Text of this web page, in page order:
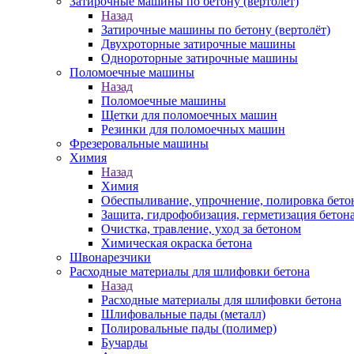
Назад
Затирочные машины по бетону (вертолёт)
Двухроторные затирочные машины
Однороторные затирочные машины
Поломоечные машины
Назад
Поломоечные машины
Щетки для поломоечных машин
Резинки для поломоечных машин
Фрезеровальные машины
Химия
Назад
Химия
Обеспыливание, упрочнение, полировка
Защита, гидрофобизация, герметизация
Очистка, травление, уход за бетоном
Химическая окраска бетона
Швонарезчики
Расходные материалы для шлифовки бетона
Назад
Расходные материалы для шлифовки бетона
Шлифовальные пады (металл)
Полировальные пады (полимер)
Бучарды